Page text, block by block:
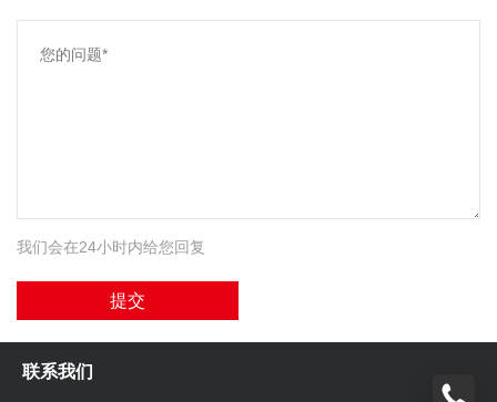
我们会在24小时内给您回复
提交
联系我们